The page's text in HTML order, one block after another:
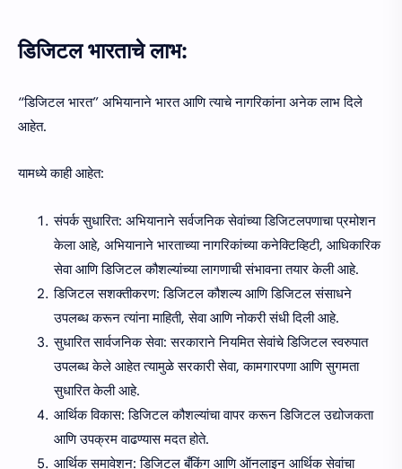
डिजिटल भारताचे लाभ:
“डिजिटल भारत” अभियानाने भारत आणि त्याचे नागरिकांना अनेक लाभ दिले
आहेत.
यामध्ये काही आहेत:
संपर्क सुधारित: अभियानाने सर्वजनिक सेवांच्या डिजिटलपणाचा प्रमोशन
केला आहे, अभियानाने भारताच्या नागरिकांच्या कनेक्टिव्हिटी, आधिकारिक
सेवा आणि डिजिटल कौशल्यांच्या लागणाची संभावना तयार केली आहे.
डिजिटल सशक्तीकरण: डिजिटल कौशल्य आणि डिजिटल संसाधने
उपलब्ध करून त्यांना माहिती, सेवा आणि नोकरी संधी दिली आहे.
सुधारित सार्वजनिक सेवा: सरकाराने नियमित सेवांचे डिजिटल स्वरुपात
उपलब्ध केले आहेत त्यामुळे सरकारी सेवा, कामगारपणा आणि सुगमता
सुधारित केली आहे.
आर्थिक विकास: डिजिटल कौशल्यांचा वापर करून डिजिटल उद्योजकता
आणि उपक्रम वाढण्यास मदत होते.
आर्थिक समावेशन: डिजिटल बँकिंग आणि ऑनलाइन आर्थिक सेवांचा